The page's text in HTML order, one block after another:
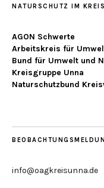
NATURSCHUTZ IM
AGON Schwerte
Arbeitskreis für
Bund für Umwelt und
Kreisgruppe Unna
Naturschutzbund
info@oagkreisunna.de